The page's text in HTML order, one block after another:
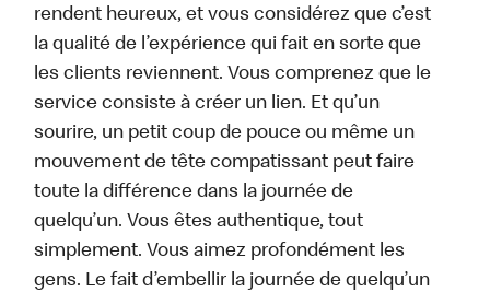
rendent heureux, et vous considérez que c’est
la qualité de l’expérience qui fait en sorte que
les clients reviennent. Vous comprenez que le
service consiste à créer un lien. Et qu’un
sourire, un petit coup de pouce ou même un
mouvement de tête compatissant peut faire
toute la différence dans la journée de
quelqu’un. Vous êtes authentique, tout
simplement. Vous aimez profondément les
gens. Le fait d’embellir la journée de quelqu’un